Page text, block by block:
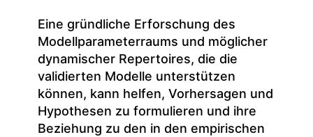
Eine gründliche Erforschung des
Modellparameterraums und möglicher
dynamischer Repertoires, die die
validierten Modelle unterstützen
können, kann helfen, Vorhersagen und
Hypothesen zu formulieren und ihre
Beziehung zu den in den empirischen